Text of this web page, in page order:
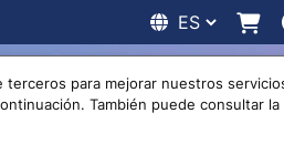
online Cotizaciones
terceros para mejorar nuestros
También puede consultar la